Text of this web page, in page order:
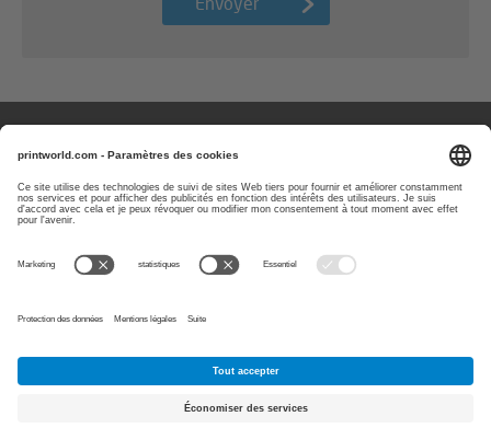
Des questions ou des remarques ?
Vous pouvez nous contacter les
jours ouvrés de 08 h à 17 h
0800-77920
info@printworld.com